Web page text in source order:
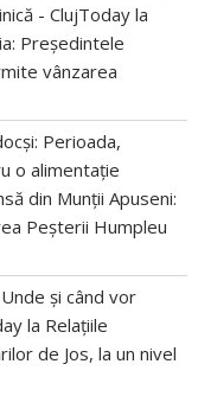
- ClujToday la
Președintele
vânzarea
Perioada,
o alimentație
din Munții Apuseni:
Peșterii Humpleu
și când vor
la Relațiile
de Jos, la un nivel